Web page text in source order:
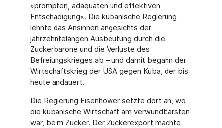
»prompten, adäquaten und effektiven
Entschädigung«. Die kubanische Regierung
lehnte das Ansinnen angesichts der
jahrzehntelangen Ausbeutung durch die
Zuckerbarone und die Verluste des
Befreiungskrieges ab – und damit begann der
Wirtschaftskrieg der USA gegen Kuba, der bis
heute andauert.
Die Regierung Eisenhower setzte dort an, wo
die kubanische Wirtschaft am verwundbarsten
war, beim Zucker. Der Zuckerexport machte